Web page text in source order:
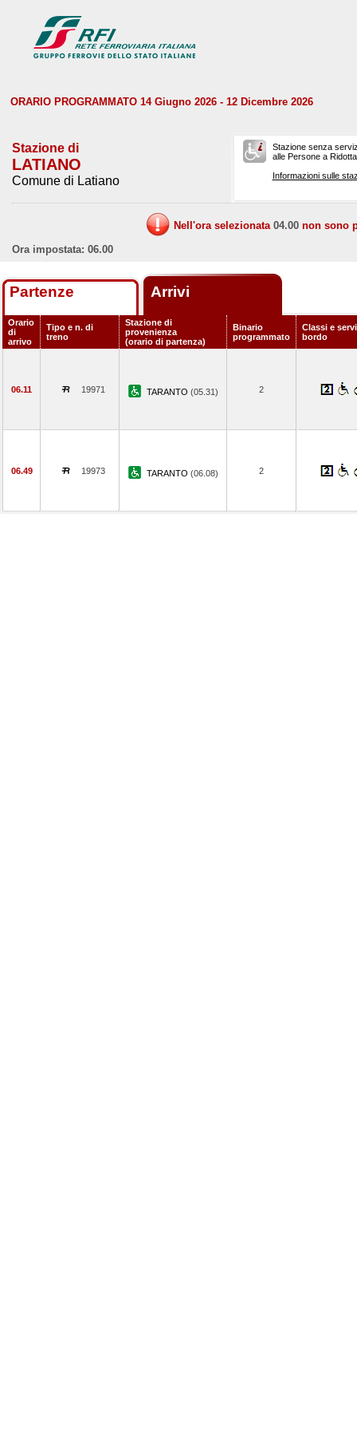
ORARIO PROGRAMMATO 14 Giugno 2026 - 12 Dicembre 2026
Stazione di
LATIANO
Comune di Latiano
Stazione senza
alle Persone a
Informazioni sulle
Nell'ora selezionata 04.00 non sono
Ora impostata: 06.00
Partenze Arrivi
Orario
di
arrivo
Tipo e n. di
treno
Stazione di
provenienza
(orario di partenza)
Binario
programmato
Classi e
bordo
06.11 19971 TARANTO (05.31) 2
06.49 19973 TARANTO (06.08) 2